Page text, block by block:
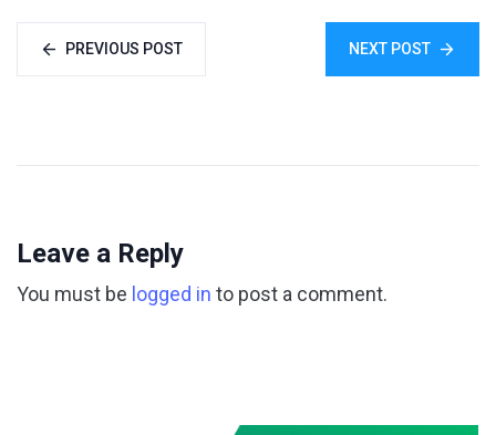
PREVIOUS POST NEXT POST
Leave a Reply
You must be logged in to post a comment.